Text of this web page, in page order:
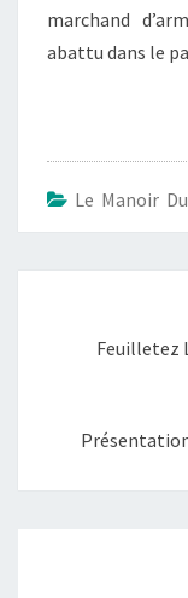
marchand
abattu dans le
Le Manoir
Feuilletez